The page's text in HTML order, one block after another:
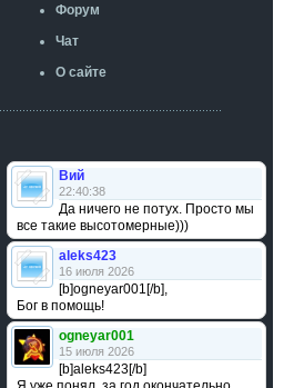
Форум
Чат
О сайте
Вий
22:40:38
Да ничего не потух. Просто мы
все такие высотомерные)))
aleks423
16 июля 2026
[b]ogneyar001[/b],
Бог в помощь!
ogneyar001
15 июля 2026
[b]aleks423[/b]